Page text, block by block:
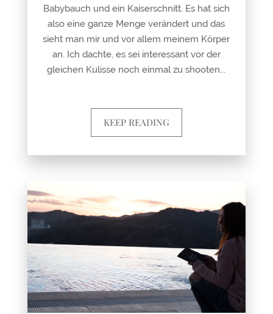
Babybauch und ein Kaiserschnitt. Es hat sich
also eine ganze Menge verändert und das
sieht man mir und vor allem meinem Körper
an. Ich dachte, es sei interessant vor der
gleichen Kulisse noch einmal zu shooten...
KEEP READING